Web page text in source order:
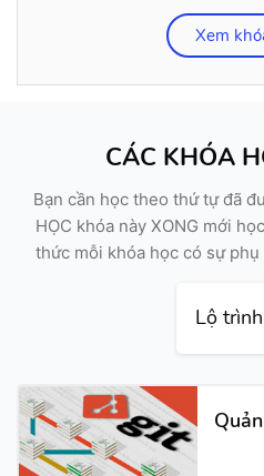
Xem
CÁC KHÓA
Bạn cần học theo thứ tự đã
HỌC khóa này XONG mới
thức mỗi khóa học có sự
Lộ